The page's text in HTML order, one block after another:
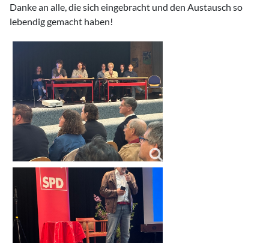
Danke an alle, die sich eingebracht und den Austausch so
lebendig gemacht haben!